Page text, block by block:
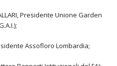
Presidente Unione Garden
Assofloro Lombardia;